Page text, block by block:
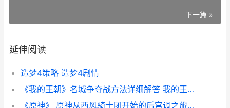
下一篇 »
延伸阅读
造梦4策略 造梦4剧情
《我的王朝》名城争夺战方法详细解答 我的王朝是什么类型的游戏
《原神》 原神从西风骑士团开始的后宫调之旅冷冷滴飒,13